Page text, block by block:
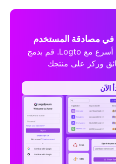
في مصادقة المستخدم
أطلق تطبيقات آمنة بشكل أسرع مع Logto. قم بدمج
وركز على منتجك
الآن